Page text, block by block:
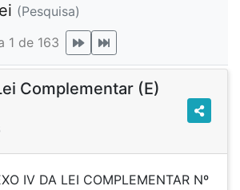
(Pesquisa)
1 de 163
Complementar (E)
IV DA LEI COMPLEMENTAR Nº